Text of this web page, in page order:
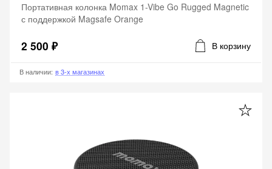
Портативная колонка Momax 1-Vibe Go Rugged Magnetic
с поддержкой Magsafe Orange
2 500 ₽ В корзину
В наличии: в 3-х магазинах